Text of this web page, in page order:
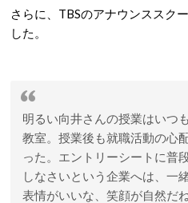
さらに、TBSのアナウンススク
した。
明るい向井さんの授業はいつ
教室。授業後も就職活動の心
った。エントリーシートに普
しなさいという企業へは、一
表情がいいな、笑顔が自然だ